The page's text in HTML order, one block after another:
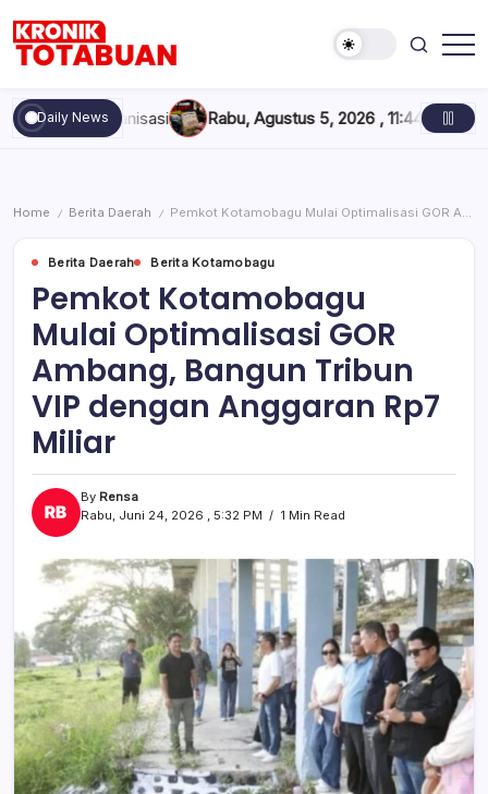
content
Totabuan
hari
ini
Kronik
Daily News
Organisasi Rabu, Agustus 5, 2026 , 11:44 AM Anak Kadis
Home / Berita Daerah / Pemkot Kotamobagu Mulai Optimalisasi GOR Ambang, Bangun Tribun VIP dengan Anggaran Rp7 Miliar
Berita Daerah Berita Kotamobagu
Pemkot Kotamobagu
Mulai Optimalisasi GOR
Ambang, Bangun Tribun
VIP dengan Anggaran Rp7
Miliar
By Rensa
Rabu, Juni 24, 2026 , 5:32 PM
1 Min Read